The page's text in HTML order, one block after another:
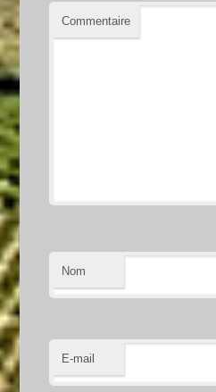
Commentaire
Nom
E-mail